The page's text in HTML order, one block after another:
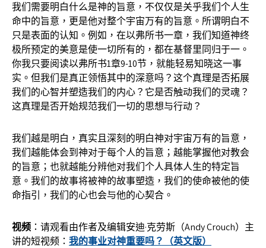
我们需要明白什么是神的旨意，不仅仅是关乎我们个人生
命中的旨意，更是他对整个宇宙万有的旨意。所谓明白不
只是表面的认知。例如，在以弗所书一章，我们知道神终
极所预定的美意是使一切所有的，都在基督里同归于一。
你我只要阅读以弗所书1章9-10节，就能轻易知晓这一事
实。但我们是真正领悟其中的深意吗？这个真理是否拓展
我们的心智并塑造我们的内心？它是否触动我们的灵魂？
这真理是否开始规范我们一切的思想与行动？
我们越是明白，真实且深刻的明白神对宇宙万有的旨意，
我们越能体会到神对于每个人的旨意；越能掌握他对教会
的旨意；也就越能分辨他对我们个人具体人生的特定旨
意。我们的故事将被神的故事塑造，我们的使命被他的使
命指引，我们的心也会与他的心契合。
视频 ：请观看由作者及编辑安迪·克劳斯（Andy Crouch）主
讲的短视频： 我的事业对神重要吗？（英文版）